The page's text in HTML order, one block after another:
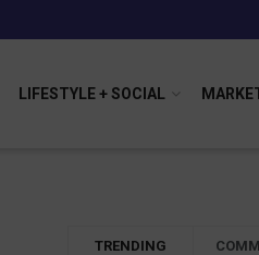
LIFESTYLE + SOCIAL
TRENDING